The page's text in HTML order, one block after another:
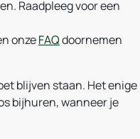
Raadpleeg voor een
onzeFAQdoornemen
blijven staan. Het enige
bijhuren, wanneer je